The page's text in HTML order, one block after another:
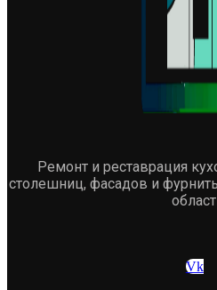
Ремонт и реставрация
столешниц, фасадов и
Vk